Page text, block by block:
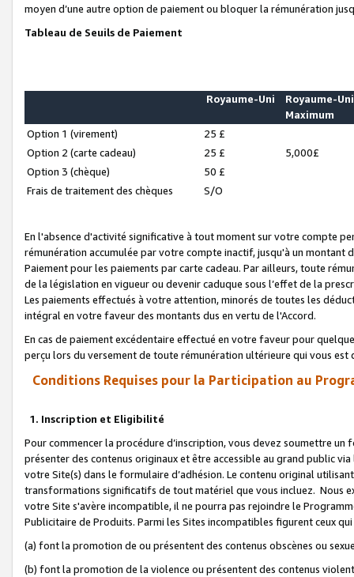
moyen d’une autre option de paiement ou bloquer la rémunération
Tableau de Seuils de Paiement
Royaume-Uni
Royaume-Uni
Maximum
Option 1 (virement)
25 £
Option 2 (carte cadeau)
25 £
5,000£
Option 3 (chèque)
50 £
Frais de traitement des chèques
S/O
En l'absence d'activité significative à tout moment sur votre compte
rémunération accumulée par votre compte inactif, jusqu'à un montant
Paiement pour les paiements par carte cadeau. Par ailleurs, toute
de la législation en vigueur ou devenir caduque sous l’effet de la
Les paiements effectués à votre attention, minorés de toutes les
intégral en votre faveur des montants dus en vertu de l'Accord.
En cas de paiement excédentaire effectué en votre faveur pour
perçu lors du versement de toute rémunération ultérieure qui vous est
Conditions Requises pour la Participation au
1. Inscription et Eligibilité
Pour commencer la procédure d’inscription, vous devez soumettre
présenter des contenus originaux et être accessible au grand public
votre Site(s) dans le formulaire d’adhésion. Le contenu original
transformations significatifs de tout matériel que vous incluez. Nous
votre Site s'avère incompatible, il ne pourra pas rejoindre le
Publicitaire de Produits. Parmi les Sites incompatibles figurent ceux
(a) font la promotion de ou présentent des contenus obscènes ou
(b) font la promotion de la violence ou présentent des contenus